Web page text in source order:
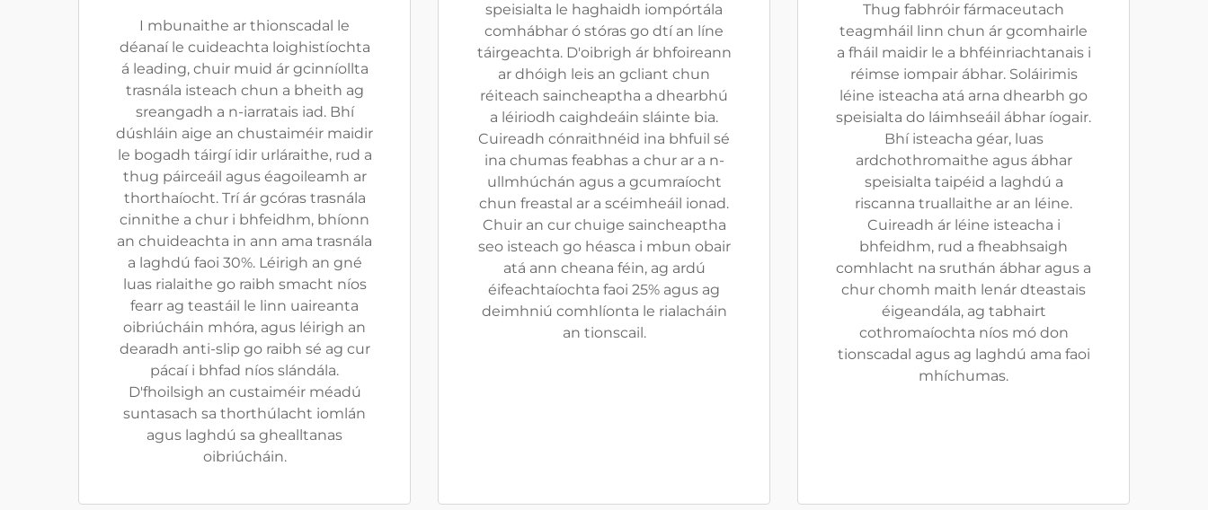
I mbunaithe ar thionscadal le
déanaí le cuideachta loighistíochta
á leading, chuir muid ár gcinníollta
trasnála isteach chun a bheith ag
sreangadh a n-iarratais iad. Bhí
dúshláin aige an chustaiméir maidir
le bogadh táirgí idir urláraithe, rud a
thug páirceáil agus éagoileamh ar
thorthaíocht. Trí ár gcóras trasnála
cinnithe a chur i bhfeidhm, bhíonn
an chuideachta in ann ama trasnála
a laghdú faoi 30%. Léirigh an gné
luas rialaithe go raibh smacht níos
fearr ag teastáil le linn uaireanta
oibriúcháin mhóra, agus léirigh an
dearadh anti-slip go raibh sé ag cur
pácaí i bhfad níos slándála.
D'fhoilsigh an custaiméir méadú
suntasach sa thorthúlacht iomlán
agus laghdú sa ghealltanas
oibriúcháin.
speisialta le haghaidh iompórtála
comhábhar ó stóras go dtí an líne
táirgeachta. D'oibrigh ár bhfoireann
ar dhóigh leis an gcliant chun
réiteach saincheaptha a dhearbhú
a léiriodh caighdeáin sláinte bia.
Cuireadh cónraithnéid ina bhfuil sé
ina chumas feabhas a chur ar a n-
ullmhúchán agus a gcumraíocht
chun freastal ar a scéimheáil ionad.
Chuir an cur chuige saincheaptha
seo isteach go héasca i mbun obair
atá ann cheana féin, ag ardú
éifeachtaíochta faoi 25% agus ag
deimhniú comhlíonta le rialacháin
an tionscail.
Thug fabhróir fármaceutach
teagmháil linn chun ár gcomhairle
a fháil maidir le a bhféinriachtanais i
réimse iompair ábhar. Soláirimis
léine isteacha atá arna dhearbh go
speisialta do láimhseáil ábhar íogair.
Bhí isteacha géar, luas
ardchothromaithe agus ábhar
speisialta taipéid a laghdú a
riscanna truallaithe ar an léine.
Cuireadh ár léine isteacha i
bhfeidhm, rud a fheabhsaigh
comhlacht na sruthán ábhar agus a
chur chomh maith lenár dteastais
éigeandála, ag tabhairt
cothromaíochta níos mó don
tionscadal agus ag laghdú ama faoi
mhíchumas.